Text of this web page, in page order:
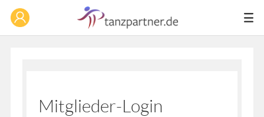
Mitglieder-Login